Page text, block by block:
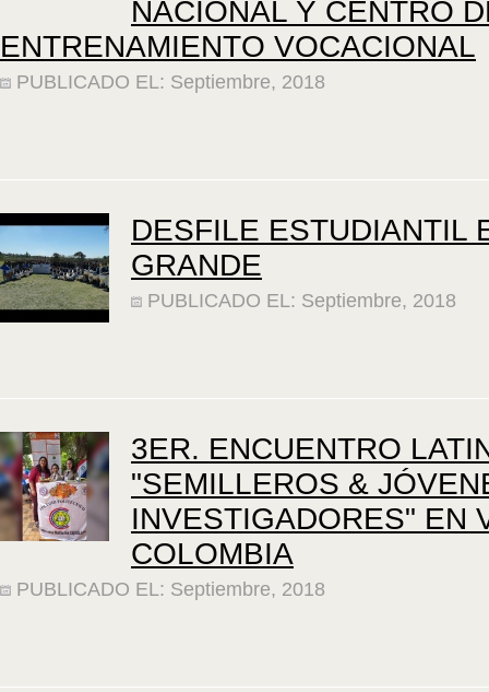
NACIONAL Y CENTRO
ENTRENAMIENTO VOCACIONAL
PUBLICADO EL: Septiembre, 2018
DESFILE ESTUDIANTIL
GRANDE
PUBLICADO EL: Septiembre, 2018
3ER. ENCUENTRO
"SEMILLEROS &
INVESTIGADORES" EN
COLOMBIA
PUBLICADO EL: Septiembre, 2018